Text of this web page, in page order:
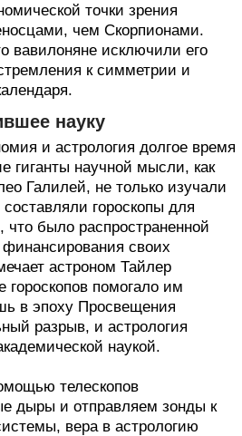
точки зрения
чем Скорпионами.
вавилоняне исключили его
к симметрии и
науку
и астрология долгое время
гиганты научной мысли, как
Галилей, не только изучали
гороскопы для
что было распространенной
своих
астроном Тайлер
гороскопов помогало им
в эпоху Просвещения
разрыв, и астрология
наукой.
телескопов
дыры и отправляем зонды к
вера в астрологию